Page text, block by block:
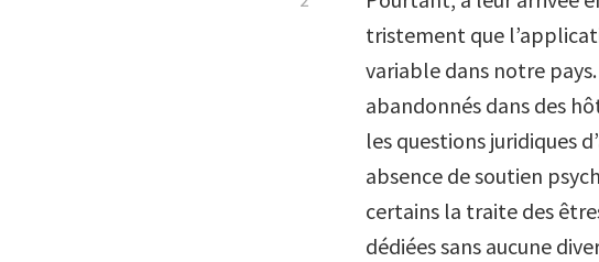
tristement que
variable dans notre
abandonnés dans des
les questions juridiques
absence de soutien
certains la traite des
dédiées sans aucune